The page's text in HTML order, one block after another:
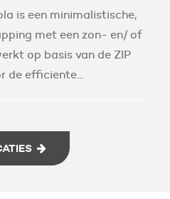
is een minimalistische,
met een zon- en/ of
op basis van de ZIP
de efficiente...